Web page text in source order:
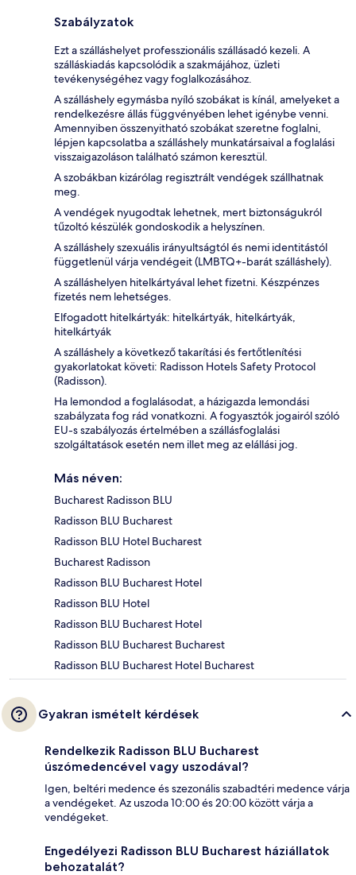
Szabályzatok
Ezt a szálláshelyet professzionális szállásadó kezeli. A
szálláskiadás kapcsolódik a szakmájához, üzleti
tevékenységéhez vagy foglalkozásához.
A szálláshely egymásba nyíló szobákat is kínál, amelyeket a
rendelkezésre állás függvényében lehet igénybe venni.
Amennyiben összenyitható szobákat szeretne foglalni,
lépjen kapcsolatba a szálláshely munkatársaival a foglalási
visszaigazoláson található számon keresztül.
A szobákban kizárólag regisztrált vendégek szállhatnak
meg.
A vendégek nyugodtak lehetnek, mert biztonságukról
tűzoltó készülék gondoskodik a helyszínen.
A szálláshely szexuális irányultságtól és nemi identitástól
függetlenül várja vendégeit (LMBTQ+-barát szálláshely).
A szálláshelyen hitelkártyával lehet fizetni. Készpénzes
fizetés nem lehetséges.
Elfogadott hitelkártyák: hitelkártyák, hitelkártyák,
hitelkártyák
A szálláshely a következő takarítási és fertőtlenítési
gyakorlatokat követi: Radisson Hotels Safety Protocol
(Radisson).
Ha lemondod a foglalásodat, a házigazda lemondási
szabályzata fog rád vonatkozni. A fogyasztók jogairól szóló
EU-s szabályozás értelmében a szállásfoglalási
szolgáltatások esetén nem illet meg az elállási jog.
Más néven:
Bucharest Radisson BLU
Radisson BLU Bucharest
Radisson BLU Hotel Bucharest
Bucharest Radisson
Radisson BLU Bucharest Hotel
Radisson BLU Hotel
Radisson BLU Bucharest Hotel
Radisson BLU Bucharest Bucharest
Radisson BLU Bucharest Hotel Bucharest
Gyakran ismételt kérdések
Rendelkezik Radisson BLU Bucharest
úszómedencével vagy uszodával?
Igen, beltéri medence és szezonális szabadtéri medence várja
a vendégeket. Az uszoda 10:00 és 20:00 között várja a
vendégeket.
Engedélyezi Radisson BLU Bucharest háziállatok
behozatalát?